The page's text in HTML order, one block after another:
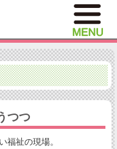
つつ
福祉の現場。